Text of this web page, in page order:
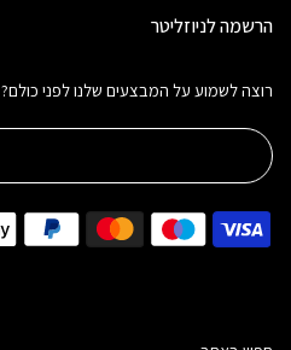
הרשמה לניוזליטר
רוצה לשמוע על המבצעים שלנו לפני כולם?